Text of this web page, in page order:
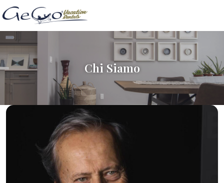
Chi Siamo